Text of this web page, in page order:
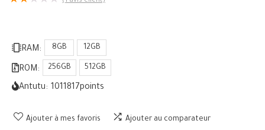
RAM: 8GB 12GB
ROM: 256GB 512GB
Antutu: 1011817points
Ajouter à mes favoris Ajouter au comparateur